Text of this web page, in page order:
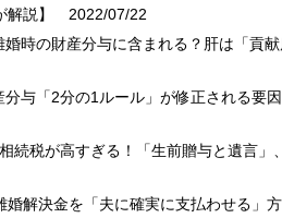
説】
2022/07/22
婚時の財産分与に含まれる？肝は「貢
分与「2分の1ルール」が修正される要
続税が高すぎる！「生前贈与と遺言
婚解決金を「夫に確実に支払わせる」